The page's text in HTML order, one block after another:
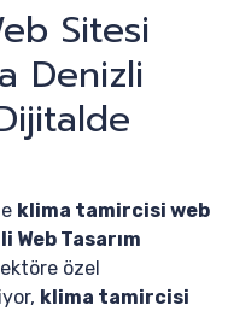
Sitesi
Denizli
klima tamircisi web
Web Tasarım
özel
klima tamircisi